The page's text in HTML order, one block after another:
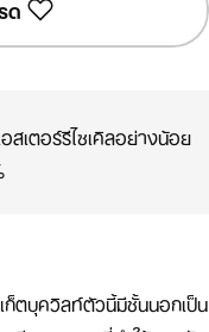
ด
เตอร์รีไซเคิลอย่างน้อย
ตบุควิลท์ตัวนี้มีชั้นนอกเป็น